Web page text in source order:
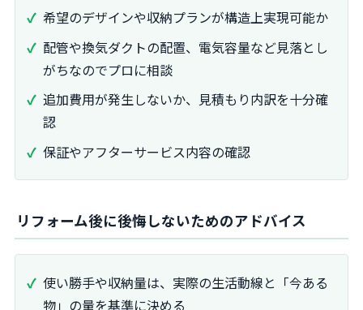
希望のデザインや収納プランが構造上実現可能か
配管や換気ダクトの配置、電気容量など見落とし
がちなのでプロに相談
追加費用が発生しないか、見積もり内訳を十分確
認
保証やアフターサービス内容の確認
リフォーム後に後悔しないためのアドバイス
使い勝手や収納量は、実際の生活動線と「今ある
物」の量を基準に決める